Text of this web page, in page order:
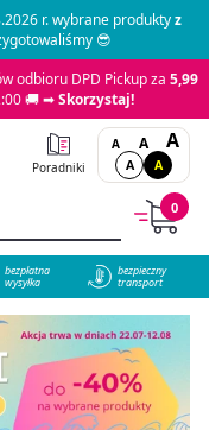
r. wybrane produktyz
😎
odbioru DPD Pickup za 5,99
🚚 ➡Skorzystaj!
Poradniki
A A A
A A
0
bezpłatna
wysyłka
bezpieczny
transport